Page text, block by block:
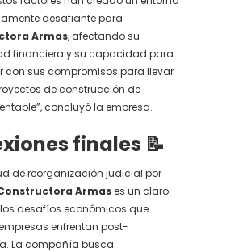
desafiante para
Armas, afectando su
financiera y su capacidad para
con sus compromisos para llevar
de construcción de
concluyó la empresa.
finales 📝
de reorganización judicial por
Armases un claro
desafíos económicos que
enfrentan post-
La compañía busca